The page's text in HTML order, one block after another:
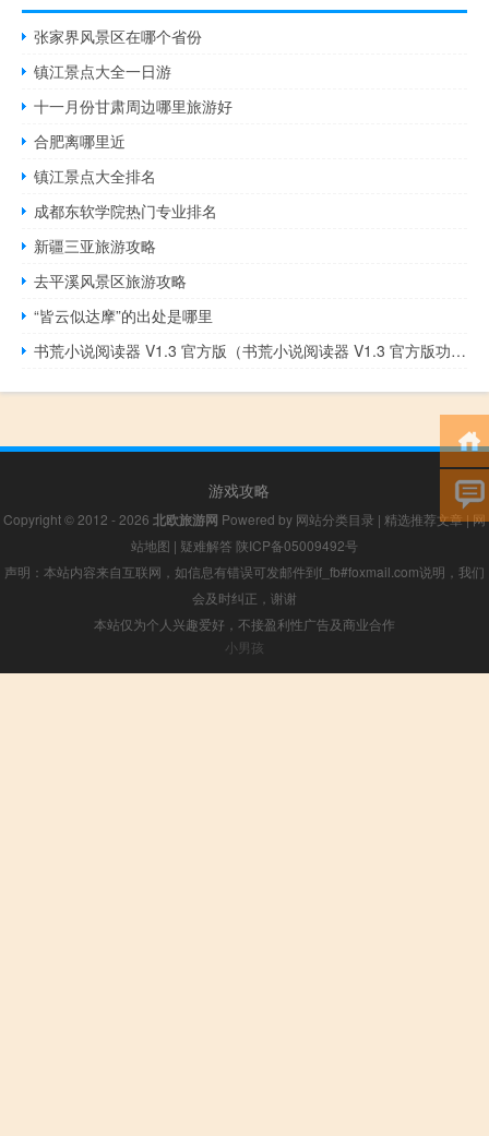
张家界风景区在哪个省份
镇江景点大全一日游
十一月份甘肃周边哪里旅游好
合肥离哪里近
镇江景点大全排名
成都东软学院热门专业排名
新疆三亚旅游攻略
去平溪风景区旅游攻略
“皆云似达摩”的出处是哪里
书荒小说阅读器 V1.3 官方版（书荒小说阅读器 V1.3 官方版功能简介）
游戏攻略
Copyright © 2012 - 2026 北欧旅游网 Powered by 网站分类目录 | 精选推荐文章|网
站地图 | 疑难解答 陕ICP备05009492号
声明：本站内容来自互联网，如信息有错误可发邮件到f_fb#foxmail.com说明，我们
会及时纠正，谢谢
本站仅为个人兴趣爱好，不接盈利性广告及商业合作
小男孩